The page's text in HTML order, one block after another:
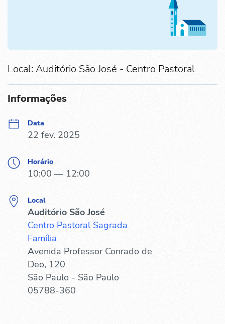
Local: Auditório São José - Centro Pastoral
Informações
Data
22 fev. 2025
Horário
10:00 — 12:00
Local
Auditório São José
Centro Pastoral Sagrada
Família
Avenida Professor Conrado de
Deo, 120
São Paulo - São Paulo
05788-360